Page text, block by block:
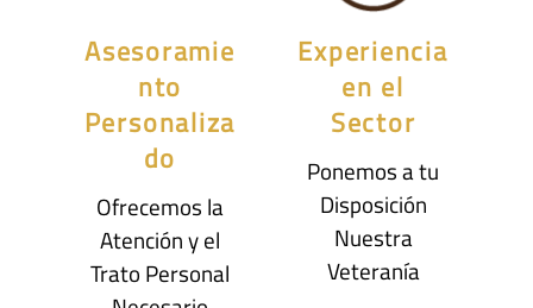
Asesoramie
nto
Personaliza
do
Ofrecemos la
Atención y el
Trato Personal
Experiencia
en el
Sector
Ponemos a tu
Disposición
Nuestra
Veteranía